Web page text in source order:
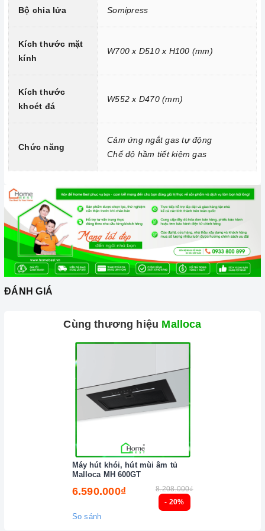
ngột, đảm bảo an toàn trong quá trình sử dụng.
Chức năng ngắt gas tự động FFD
2. Một số lưu ý khi sử dụng sản phẩm
Lưu ý khi chọn nồi nấu
có thể nấu được tất cả các nồi với nhiều chất liệu
khác nhau.
Cần chọn đáy nồi nhẵn và bằng phẳng, tránh những loại có
rãnh hoặc nồi đáy lõm.
Không sử dụng dụng cụ nấu ăn mỏng hoặc chất lượng thấp,
vì sẽ tạo ra rất nhiều tiếng ồn trong khi nấu, đồng thời dễ ảnh
hưởng không tốt đến bếp gas.
không nhỏ quá cũng không to quá. Đường kính nồi thông
thường khoảng từ 10 - 35cm.
Lưu ý trong quá trình nấu
Đảm bảo đọc hướng dẫn sử dụng kèm theo để biết điện áp
và dòng điện yêu cầu cũng như các thông số kỹ thuật khác.
Làm theo hướng dẫn của nhà sản xuất.
Đặt dụng cụ nấu đúng trọng tâm của vùng nấu trước khi bật
cảm ứng để tránh các mã lỗi và để tiết kiệm điện năng.
Bật bếp bằng cách vặn núm điều khiển, và thao tác vặn
Bộ chia lửa Somipress
Kích thước mặt
kính
W700 x D510 x H100 (mm)
Kích thước
khoét đá
W552 x D470 (mm)
Chức năng
Cảm ứng ngắt gas tự động
Chế độ hầm tiết kiệm gas
ĐÁNH GIÁ
Cùng thương hiệu Malloca
- 20%
Máy hút khói, hút mùi âm tủ
Malloca MH 600GT
6.590.000₫ 8.208.000₫
So sánh